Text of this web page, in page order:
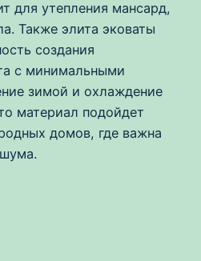
для утепления мансард,
Также элита эковаты
создания
с минимальными
зимой и охлаждение
материал подойдет
домов, где важна